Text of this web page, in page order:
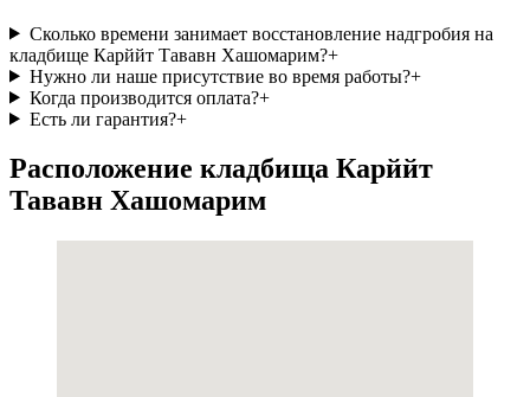
Сколько времени занимает восстановление надгробия на
кладбище Карййт Тававн Хашомарим?+
Нужно ли наше присутствие во время работы?+
Когда производится оплата?+
Есть ли гарантия?+
Расположение кладбища Карййт
Тававн Хашомарим